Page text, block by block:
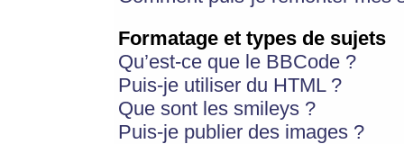
Formatage et types de sujets
Qu’est-ce que le BBCode ?
Puis-je utiliser du HTML ?
Que sont les smileys ?
Puis-je publier des images ?